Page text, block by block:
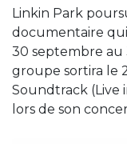
Linkin Park
documentaire qui
30 septembre au
groupe sortira le
Soundtrack (Live
lors de son